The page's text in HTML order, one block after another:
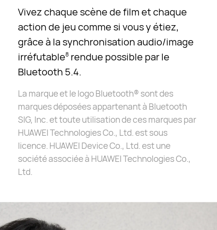
Vivez chaque scène de film et chaque
action de jeu comme si vous y étiez,
grâce à la synchronisation audio/image
irréfutable8 rendue possible par le
Bluetooth 5.4.
La marque et le logo Bluetooth® sont des
marques déposées appartenant à Bluetooth
SIG, Inc. et toute utilisation de ces marques par
HUAWEITechnologies Co., Ltd. est sous
licence. HUAWEI Device Co., Ltd. est une
société associée à HUAWEI Technologies Co.,
Ltd.